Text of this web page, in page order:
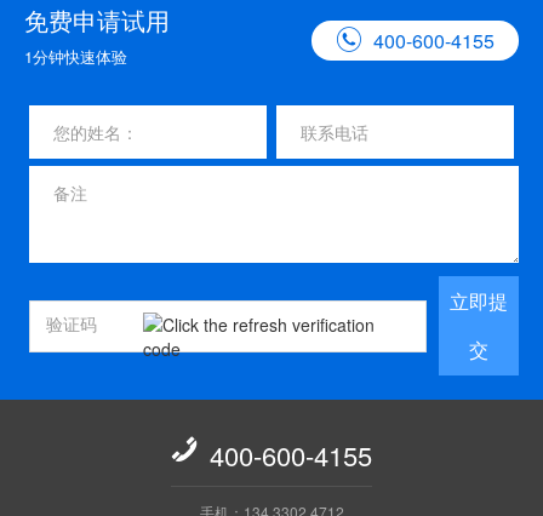
免费申请试用
1分钟快速体验
 400-600-4155
立即提
交
 400-600-4155